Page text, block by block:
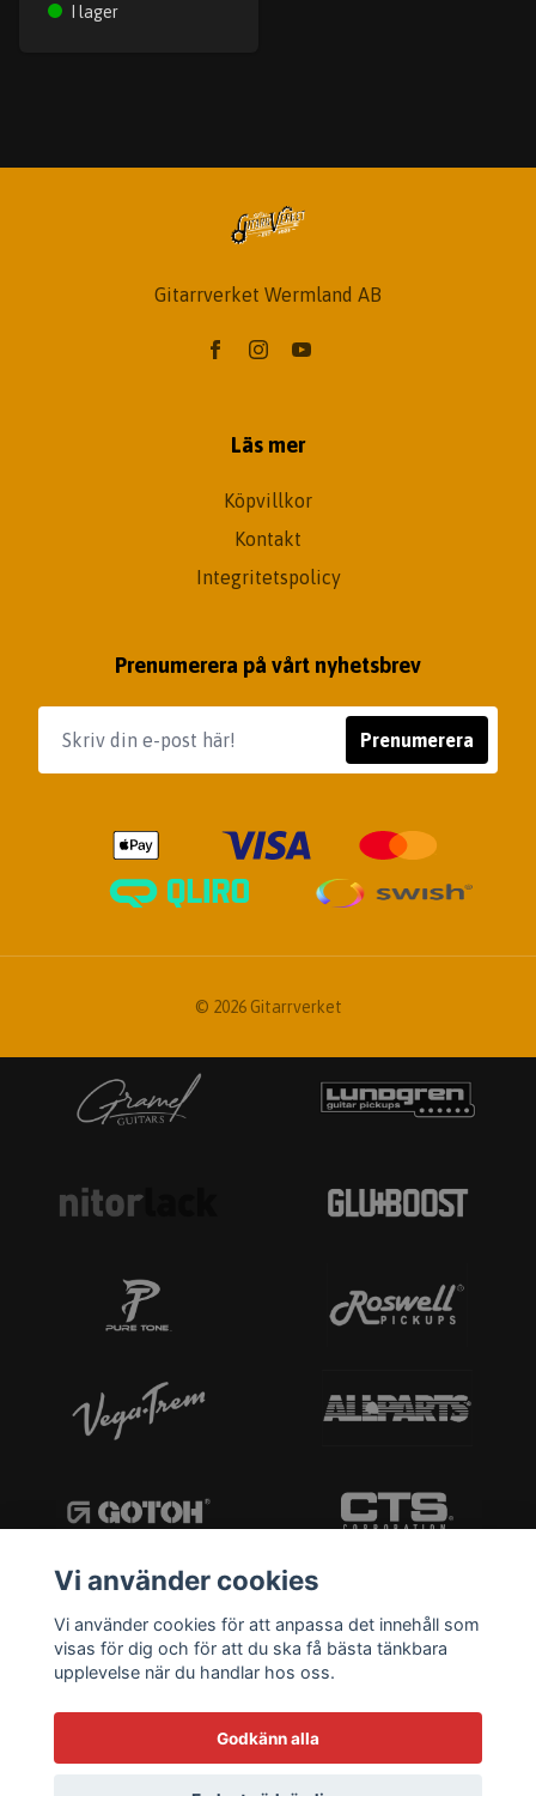
I lager
Gitarrverket Wermland AB
Läs mer
Köpvillkor
Kontakt
Integritetspolicy
Prenumerera på vårt nyhetsbrev
Prenumerera
© 2026 Gitarrverket
Vi använder cookies
Vi använder cookies för att anpassa det innehåll som
visas för dig och för att du ska få bästa tänkbara
upplevelse när du handlar hos oss.
Godkänn alla